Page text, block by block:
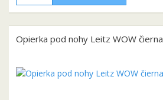
Opierka pod nohy Leitz WOW čierna